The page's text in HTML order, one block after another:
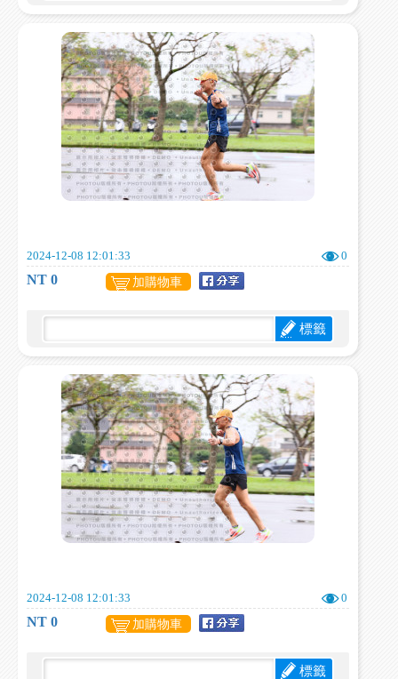
2024-12-08 12:01:33 0
NT 0 加購物車
標籤
2024-12-08 12:01:33 0
NT 0 加購物車
標籤